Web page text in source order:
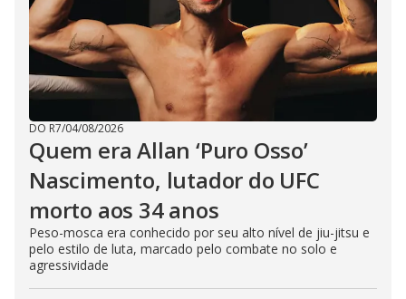
DO R7/04/08/2026
Quem era Allan ‘Puro Osso’
Nascimento, lutador do UFC
morto aos 34 anos
Peso-mosca era conhecido por seu alto nível de jiu-jitsu e
pelo estilo de luta, marcado pelo combate no solo e
agressividade